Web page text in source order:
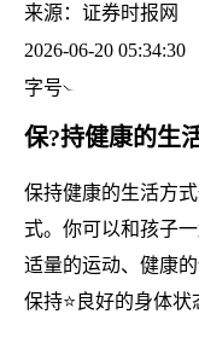
来源： 证券时报网
2026-06-20 05:34:30
字号
保?持健康的生
保持健康的生活方
式。你可以和孩子
适量的运动、健康
保持⭐良好的身体状